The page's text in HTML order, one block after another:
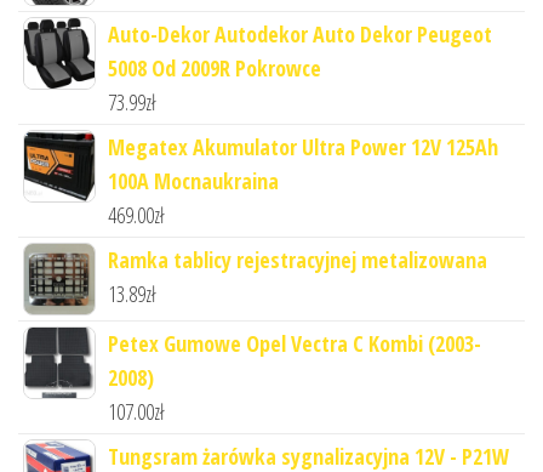
Auto-Dekor Autodekor Auto Dekor Peugeot
5008 Od 2009R Pokrowce
73.99zł
Megatex Akumulator Ultra Power 12V 125Ah
100A Mocnaukraina
469.00zł
Ramka tablicy rejestracyjnej metalizowana
13.89zł
Petex Gumowe Opel Vectra C Kombi (2003-
2008)
107.00zł
Tungsram żarówka sygnalizacyjna 12V - P21W